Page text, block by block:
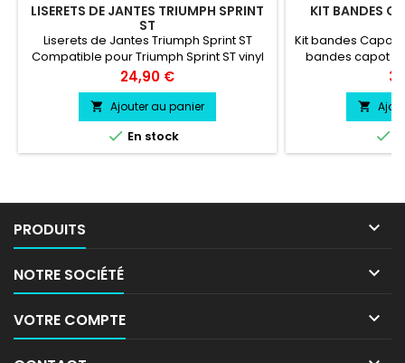
LISERETS DE JANTES TRIUMPH SPRINT
ST
Liserets de Jantes Triumph Sprint ST
Compatible pour Triumph Sprint ST vinyl
professionnel très résistant
Prix
24,90 €
 Ajouter au panier
 En stock
KIT BANDES
Kit bandes Capot
bandes capot
bandes Capot
10 cm 2
Largeur 10
Hauteur 8 cm/
Mini cooper
cm kit bandes


PRODUITS 
NOTRE SOCIÉTÉ 
VOTRE COMPTE 